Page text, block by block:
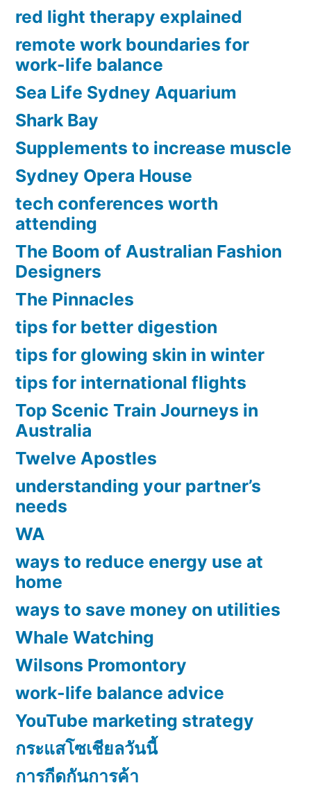
red light therapy explained
remote work boundaries for
work-life balance
Sea Life Sydney Aquarium
Shark Bay
Supplements to increase muscle
Sydney Opera House
tech conferences worth
attending
The Boom of Australian Fashion
Designers
The Pinnacles
tips for better digestion
tips for glowing skin in winter
tips for international flights
Top Scenic Train Journeys in
Australia
Twelve Apostles
understanding your partner’s
needs
WA
ways to reduce energy use at
home
ways to save money on utilities
Whale Watching
Wilsons Promontory
work-life balance advice
YouTube marketing strategy
กระแสโซเชียลวันนี้
การกีดกันการค้า